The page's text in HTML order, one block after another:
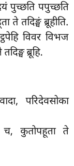
पुच्छति पपुच्छति
तदिङ्घं ब्रूहीति.
विवर विभज
ब्रूहि.
परिदेवसोका
च, कुतोपहूता ते